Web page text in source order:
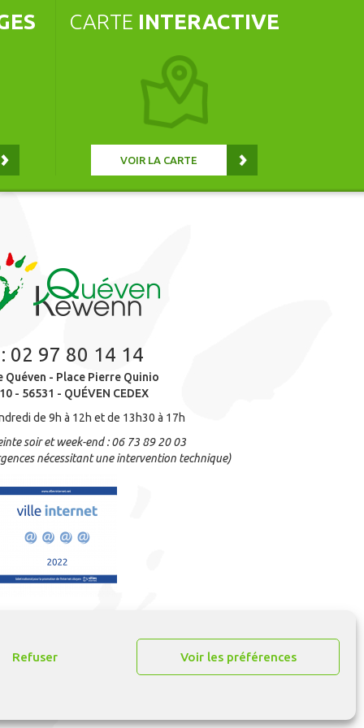
Refuser Voir les préférences
CARTE INTERACTIVE
VOIR LA CARTE
02 97 80 14 14
Quéven - Place Pierre Quinio
- 56531 - QUÉVEN CEDEX
de 9h à 12h et de 13h30 à 17h
soir et week-end : 06 73 89 20 03
nécessitant une intervention technique)